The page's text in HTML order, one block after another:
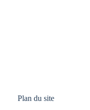
Plan du site